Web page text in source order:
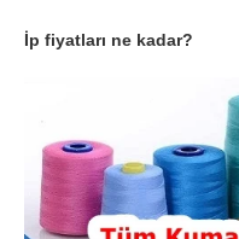
İp fiyatları ne kadar?